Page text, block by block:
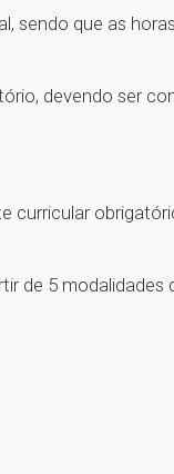
sendo que as
devendo ser
curricular
de 5 modalidades